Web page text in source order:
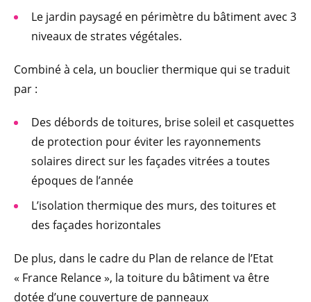
Le jardin paysagé en périmètre du bâtiment avec 3
niveaux de strates végétales.
Combiné à cela, un bouclier thermique qui se traduit
par :
Des débords de toitures, brise soleil et casquettes
de protection pour éviter les rayonnements
solaires direct sur les façades vitrées a toutes
époques de l’année
L’isolation thermique des murs, des toitures et
des façades horizontales
De plus, dans le cadre du Plan de relance de l’Etat
« France Relance », la toiture du bâtiment va être
dotée d’une couverture de panneaux